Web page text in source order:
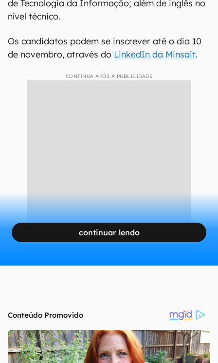
de Tecnologia da Informação; além de inglês no
nível técnico.
Os candidatos podem se inscrever até o dia 10
de novembro, através do LinkedIn da Minsait.
CONTINUA APÓS A PUBLICIDADE
continuar lendo